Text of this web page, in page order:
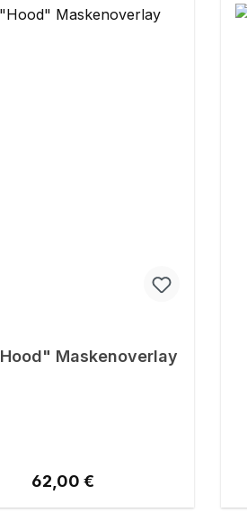
Maskenoverlay
Regulärer Preis:
62,00 €